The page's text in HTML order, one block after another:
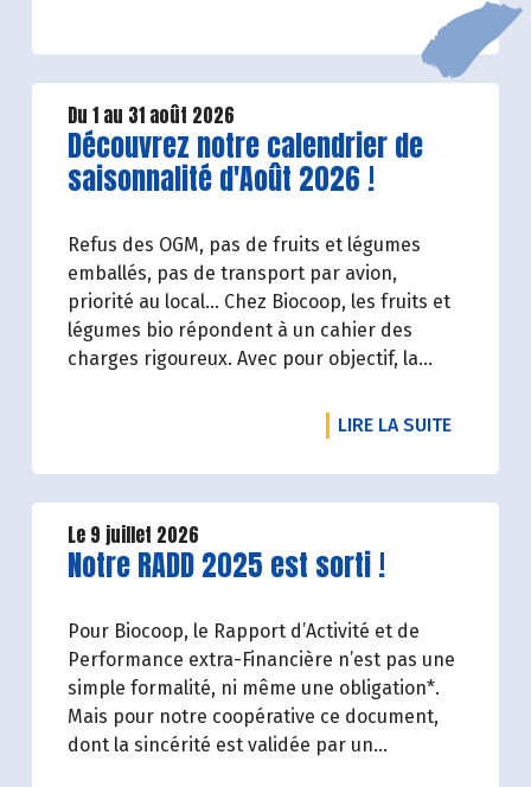
Du 1 au 31 août 2026
Lire la suite de l'article
Découvrez notre calendrier de
saisonnalité d'Août 2026 !
Refus des OGM, pas de fruits et légumes
emballés, pas de transport par avion,
priorité au local… Chez Biocoop, les fruits et
légumes bio répondent à un cahier des
charges rigoureux. Avec pour objectif, la
préservation de l’environnement. Parce que
manger des produits de qualité rime avec
respect de la saisonnalité, Biocoop a élaboré
un calendrier de saisonnalité pour ses fruits
et légumes bio.
Découvrez celui d'Août 2026 !
LIRE LA SUITEDE
Le 9 juillet 2026
Lire la suite de l'article
Notre RADD 2025 est sorti !
Pour Biocoop, le Rapport d’Activité et de
Performance extra-Financière n’est pas une
simple formalité, ni même une obligation*.
Mais pour notre coopérative ce document,
dont la sincérité est validée par un